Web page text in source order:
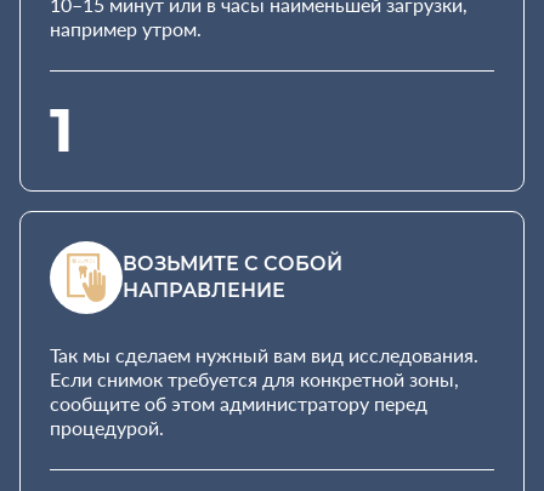
например утром.
1
ВОЗЬМИТЕ С СОБОЙ
НАПРАВЛЕНИЕ
Так мы сделаем нужный вам вид исследования.
Если снимок требуется для конкретной зоны,
сообщите об этом администратору перед
процедурой.